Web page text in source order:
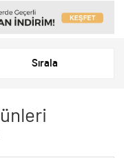
Sırala